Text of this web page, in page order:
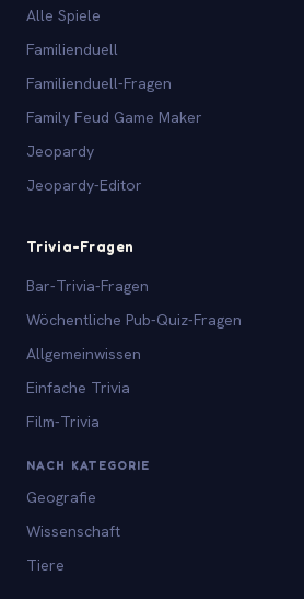
Alle Spiele
Familienduell
Familienduell-Fragen
Family Feud Game Maker
Jeopardy
Jeopardy-Editor
Trivia-Fragen
Bar-Trivia-Fragen
Wöchentliche Pub-Quiz-Fragen
Allgemeinwissen
Einfache Trivia
Film-Trivia
NACH KATEGORIE
Geografie
Wissenschaft
Tiere